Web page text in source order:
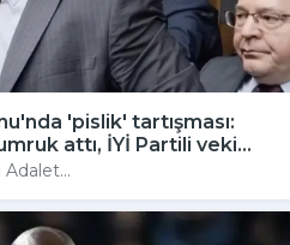
'pislik' tartışması:
attı, İYİ Partili veki...